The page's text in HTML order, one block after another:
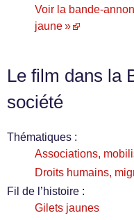
Voir la bande-
jaune »
Le film dans la
société
Thématiques :
Associations,
Droits humains,
Fil de l’histoire :
Gilets jaunes